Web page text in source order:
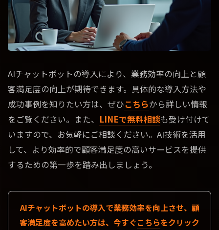
AIチャットボットの導入により、業務効率の向上と顧
客満足度の向上が期待できます。具体的な導入方法や
成功事例を知りたい方は、ぜひこちらから詳しい情報
をご覧ください。また、 LINEで無料相談も受け付けて
いますので、お気軽にご相談ください。AI技術を活用
して、より効率的で顧客満足度の高いサービスを提供
するための第一歩を踏み出しましょう。
AIチャットボットの導入で業務効率を向上させ、顧
客満足度を高めたい方は、今すぐこちらをクリック